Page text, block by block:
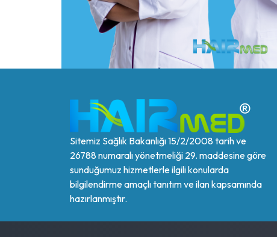
Sitemiz Sağlık Bakanlığı 15/2/2008 tarih ve
26788 numaralı yönetmeliği 29. maddesine göre
sunduğumuz hizmetlerle ilgili konularda
bilgilendirme amaçlı tanıtım ve ilan kapsamında
hazırlanmıştır.